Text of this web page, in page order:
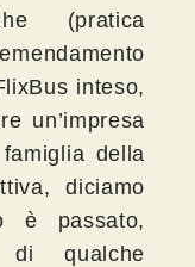
(pratica
inteso,
un’impresa
della
diciamo
è passato,
di qualche